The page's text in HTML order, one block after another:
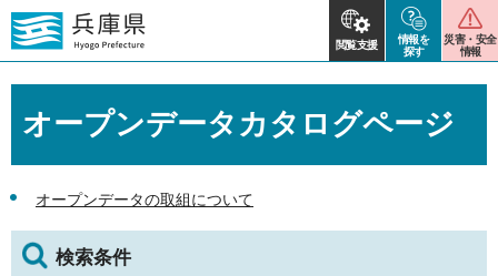
閲覧支援
情報を
探す
災害・安全
情報
オープンデータカタログページ
オープンデータの取組について
検索条件